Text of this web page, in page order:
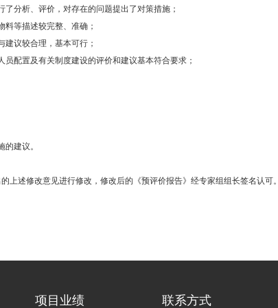
分析、评价，对存在的问题提出了对策措施；
等描述较完整、准确；
议较合理，基本可行；
配置及有关制度建设的评价和建议基本符合要求；
建议。
上述修改意见进行修改，修改后的《预评价报告》经专家组组长签名认可
项目业绩 联系方式